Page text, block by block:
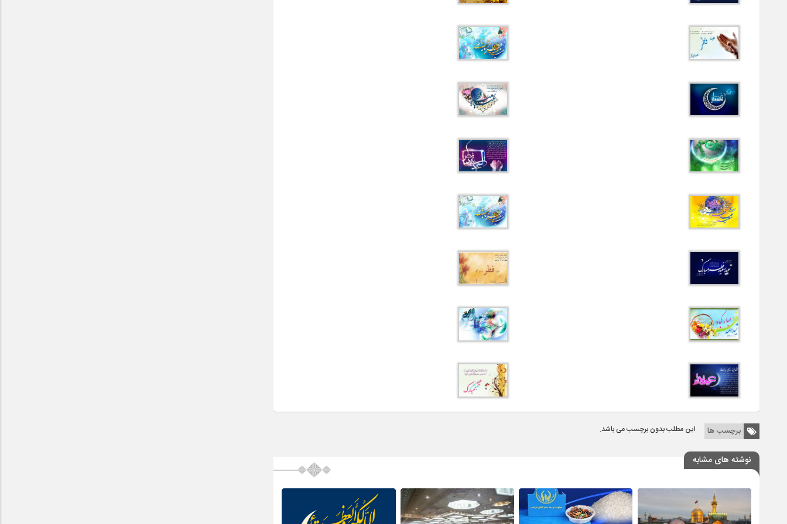
برچسب ها این مطلب بدون برچسب می باشد.
نوشته های مشابه